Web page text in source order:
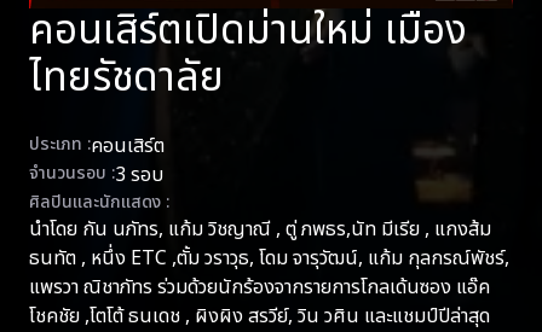
คอนเสิร์ตเปิดม่านใหม่ เมือง
ไทยรัชดาลัย
ประเภท :คอนเสิร์ต
จำนวนรอบ :3 รอบ
ศิลปินและนักแสดง :
นำโดย กัน นภัทร, แก้ม วิชญาณี , ตู่ ภพธร,นัท มีเรีย , แกงส้ม
ธนทัต , หนึ่ง ETC ,ตั้ม วราวุธ, โดม จารุวัฒน์, แก้ม กุลกรณ์พัชร์,
แพรวา ณิชาภัทร ร่วมด้วยนักร้องจากรายการโกลเด้นซอง แอ๊ค
โชคชัย ,โตโต้ ธนเดช , ผิงผิง สรวีย์, วิน วศิน และแชมป์ปีล่าสุด